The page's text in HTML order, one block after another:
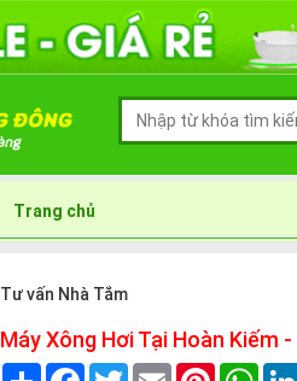
Trang chủ
Tư vấn Nhà Tắm
Máy Xông Hơi Tại Hoàn Kiếm